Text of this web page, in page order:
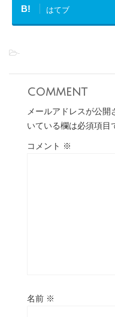
B! はてブ
-
comment
メールアドレスが公開
いている欄は必須項目
コメント ※
名前 ※